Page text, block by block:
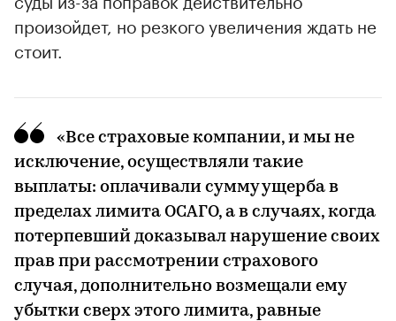
произойдет, но резкого увеличения ждать не
стоит.
«Все страховые компании, и мы не
исключение, осуществляли такие
выплаты: оплачивали сумму ущерба в
пределах лимита ОСАГО, а в случаях, когда
потерпевший доказывал нарушение своих
прав при рассмотрении страхового
случая, дополнительно возмещали ему
убытки сверх этого лимита, равные